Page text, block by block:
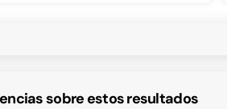
sobre estos resultados